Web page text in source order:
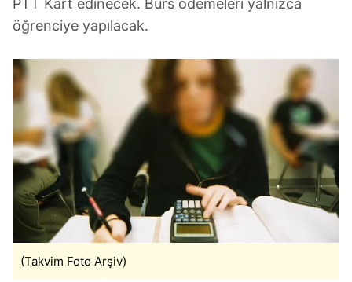
Metnimiziziyaret edebilirsiniz.
hazırlanmış Aydınlatma Metnimizi okumak ve sitemizde
ilgili mevzuata uygun olarak kullanılan çerezlerle ilgili bilgi
almak için lütfen
tıklayınız
PTT Kart edinecek. Burs ödemeleri yalnızca
öğrenciye yapılacak.
(Takvim Foto Arşiv)